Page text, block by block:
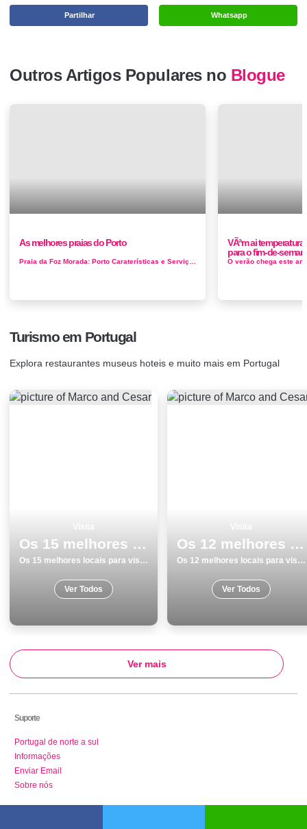
Whatsapp
Partilhar
Outros Artigos Populares no Blogue
As melhores praias do Porto
VÃªm ai
para o fim-de-
Turismo em Portugal
Explora restaurantes museus hoteis e muito mais em Portugal
Os 15 melhores locais para visitar em Monumentos Viseu
Os 15 melhores locais para visitar em Monumentos Viseu
Ver Todos
Os 12 melhores locais para visitar em Braga
Os 12 melhores locais para visitar em Braga
Ver Todos
Ver mais
Suporte
Portugal de norte a sul
Informações
Enviar Email
Sobre nós